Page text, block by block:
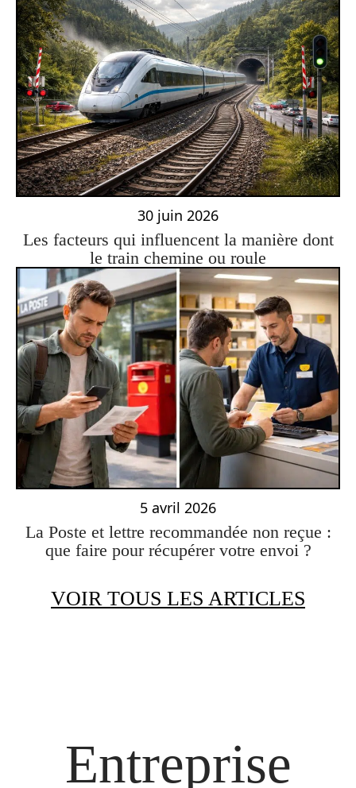
30 juin 2026
Les facteurs qui influencent la manière dont
le train chemine ou roule
5 avril 2026
La Poste et lettre recommandée non reçue :
que faire pour récupérer votre envoi ?
VOIR TOUS LES ARTICLES
Entreprise